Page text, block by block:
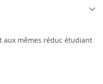
aux mêmes réduc étudiant